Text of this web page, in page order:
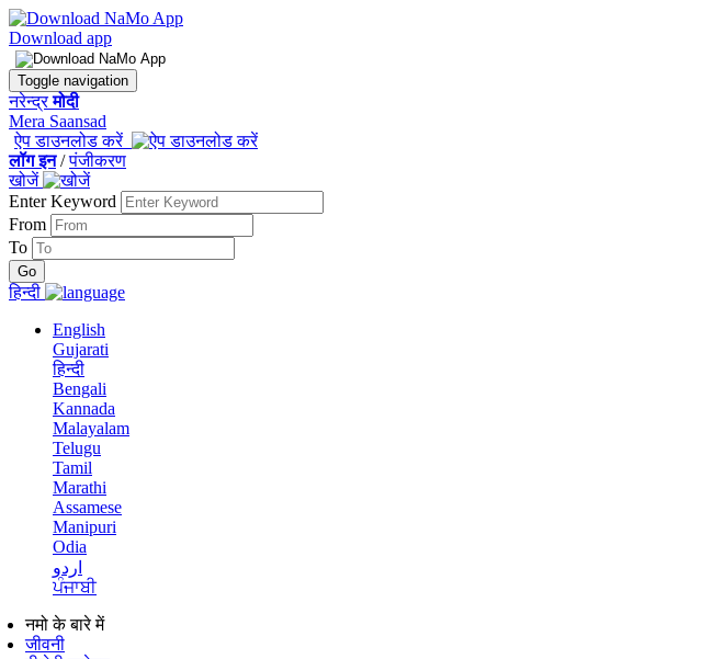
Download app
Toggle navigation
नरेन्द्रमोदी
Mera Saansad
ऐप डाउनलोड करें
लॉग इन/पंजीकरण
खोजें
Enter Keyword
From
To
हिन्दी
English
Gujarati
हिन्दी
Bengali
Kannada
Malayalam
Telugu
Tamil
Marathi
Assamese
Manipuri
Odia
اردو
ਪੰਜਾਬੀ
नमो के बारे में
जीवनी